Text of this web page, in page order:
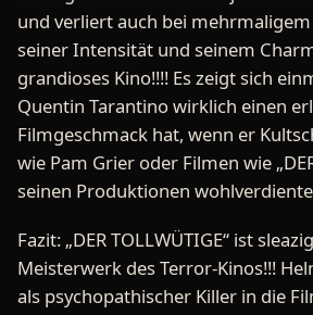
und verliert auch bei
seiner Intensität und seinem
grandioses Kino!!!! Es zeigt sich
Quentin Tarantino wirklich einen
Filmgeschmack hat, wenn er
wie Pam Grier oder Filmen wie
seinen Produktionen
Fazit: „DER TOLLWÜTIGE“ ist
Meisterwerk des Terror-Kinos!!!
als psychopathischer Killer in die